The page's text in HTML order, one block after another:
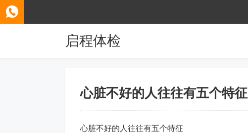
启程体检
心脏不好的人往往有五个特征
心脏不好的人往往有五个特征